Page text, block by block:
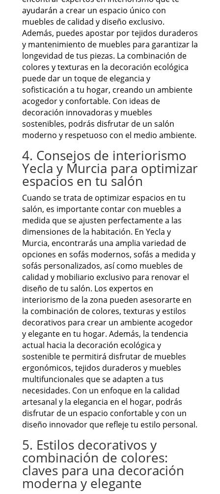
ayudarán a crear un espacio único con
muebles de calidad y diseño exclusivo.
Además, puedes apostar por tejidos duraderos
y mantenimiento de muebles para garantizar la
longevidad de tus piezas. La combinación de
colores y texturas en la decoración ecológica
puede dar un toque de elegancia y
sofisticación a tu hogar, creando un ambiente
acogedor y confortable. Con ideas de
decoración innovadoras y muebles
sostenibles, podrás disfrutar de un salón
moderno y respetuoso con el medio ambiente.
4. Consejos de interiorismo
Yecla y Murcia para optimizar
espacios en tu salón
Cuando se trata de optimizar espacios en tu
salón, es importante contar con muebles a
medida que se ajusten perfectamente a las
dimensiones de la habitación. En Yecla y
Murcia, encontrarás una amplia variedad de
opciones en sofás modernos, sofás a medida y
sofás personalizados, así como muebles de
calidad y mobiliario exclusivo para renovar el
diseño de tu salón. Los expertos en
interiorismo de la zona pueden asesorarte en
la combinación de colores, texturas y estilos
decorativos para crear un ambiente acogedor
y elegante en tu hogar. Además, la tendencia
actual hacia la decoración ecológica y
sostenible te permitirá disfrutar de muebles
ergonómicos, tejidos duraderos y muebles
multifuncionales que se adapten a tus
necesidades. Con un enfoque en la calidad
artesanal y la elegancia en el hogar, podrás
disfrutar de un espacio confortable y con un
diseño innovador que refleje tu estilo personal.
5. Estilos decorativos y
combinación de colores:
claves para una decoración
moderna y elegante